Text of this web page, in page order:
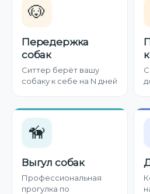
🐶
Передержка
собак
Ситтер берёт вашу
собаку к себе на N дней
🦮
Выгул собак
Профессиональная
прогулка по